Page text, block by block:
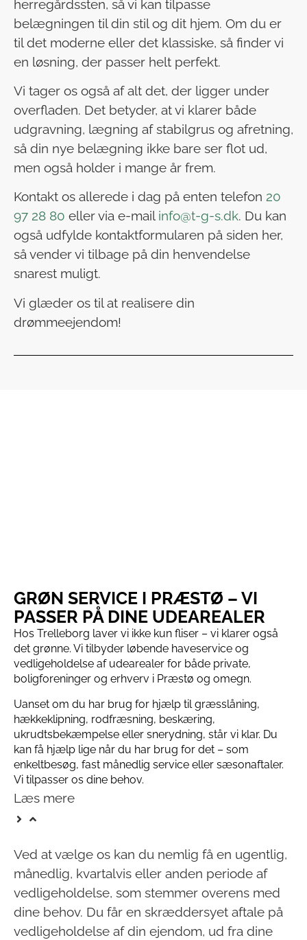
herregårdssten, så vi kan tilpasse
belægningen til din stil og dit hjem. Om du er
til det moderne eller det klassiske, så finder vi
en løsning, der passer helt perfekt.
Vi tager os også af alt det, der ligger under
overfladen. Det betyder, at vi klarer både
udgravning, lægning af stabilgrus og afretning,
så din nye belægning ikke bare ser flot ud,
men også holder i mange år frem.
Kontakt os allerede i dag på enten telefon 20
97 28 80 eller via e-mail info@t-g-s.dk. Du kan
også udfylde kontaktformularen på siden her,
så vender vi tilbage på din henvendelse
snarest muligt.
Vi glæder os til at realisere din
drømmeejendom!
GRØN SERVICE I PRÆSTØ – VI
PASSER PÅ DINE UDEAREALER
Hos Trelleborg laver vi ikke kun fliser – vi klarer også
det grønne. Vi tilbyder løbende haveservice og
vedligeholdelse af udearealer for både private,
boligforeninger og erhverv i Præstø og omegn.
Uanset om du har brug for hjælp til græsslåning,
hækkeklipning, rodfræsning, beskæring,
ukrudtsbekæmpelse eller snerydning, står vi klar. Du
kan få hjælp lige når du har brug for det – som
enkeltbesøg, fast månedlig service eller sæsonaftaler.
Vi tilpasser os dine behov.
Læs mere
Ved at vælge os kan du nemlig få en ugentlig,
månedlig, kvartalvis eller anden periode af
vedligeholdelse, som stemmer overens med
dine behov. Du får en skræddersyet aftale på
vedligeholdelse af din ejendom, ud fra dine